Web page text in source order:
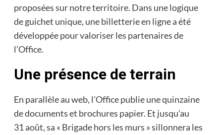
proposées sur notre territoire. Dans une logique
de guichet unique, une billetterie en ligne a été
développée pour valoriser les partenaires de
l’Office.
Une présence de terrain
En parallèle au web, l’Office publie une quinzaine
de documents et brochures papier. Et jusqu’au
31 août, sa « Brigade hors les murs » sillonnera les